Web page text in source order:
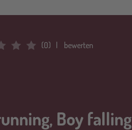
0 (0) bewerten
Boy falling